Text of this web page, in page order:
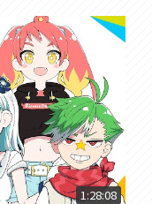
1:28:08